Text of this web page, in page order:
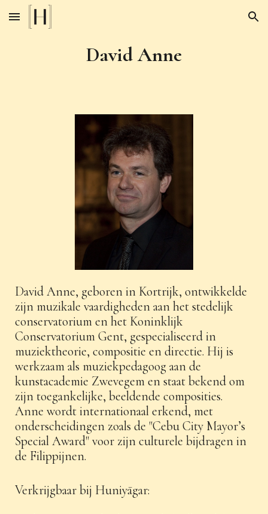
Skip to main content Skip to navigation
David Anne
David Anne, geboren in Kortrijk, ontwikkelde
zijn muzikale vaardigheden aan het stedelijk
conservatorium en het Koninklijk
Conservatorium Gent, gespecialiseerd in
muziektheorie, compositie en directie. Hij is
werkzaam als muziekpedagoog aan de
kunstacademie Zwevegem en staat bekend om
zijn toegankelijke, beeldende composities.
Anne wordt internationaal erkend, met
onderscheidingen zoals de "Cebu City Mayor’s
Special Award" voor zijn culturele bijdragen in
de Filippijnen.
Verkrijgbaar bij Huniyāgar: